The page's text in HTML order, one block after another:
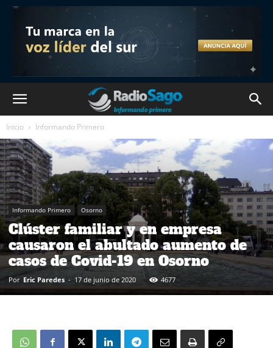
Inicio Informando Primero
Informando Primero Osorno
Clúster familiar y en empresa
causaron el abultado aumento de
casos de Covid-19 en Osorno
Por Eric Paredes - 17 de junio de 2020 4677